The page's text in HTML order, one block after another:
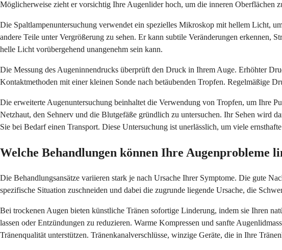
Möglicherweise zieht er vorsichtig Ihre Augenlider hoch, um die inneren Oberflächen
Die Spaltlampenuntersuchung verwendet ein spezielles Mikroskop mit hellem Licht,
andere Teile unter Vergrößerung zu sehen. Er kann subtile Veränderungen erkennen,
helle Licht vorübergehend unangenehm sein kann.
Die Messung des Augeninnendrucks überprüft den Druck in Ihrem Auge. Erhöhter
Kontaktmethoden mit einer kleinen Sonde nach betäubenden Tropfen. Regelmäßige
Die erweiterte Augenuntersuchung beinhaltet die Verwendung von Tropfen, um Ihre
Netzhaut, den Sehnerv und die Blutgefäße gründlich zu untersuchen. Ihr Sehen wird
Sie bei Bedarf einen Transport. Diese Untersuchung ist unerlässlich, um viele
Welche Behandlungen können Ihre Augenprobleme
Die Behandlungsansätze variieren stark je nach Ursache Ihrer Symptome. Die gute
spezifische Situation zuschneiden und dabei die zugrunde liegende Ursache, die
Bei trockenen Augen bieten künstliche Tränen sofortige Linderung, indem sie Ihren
lassen oder Entzündungen zu reduzieren. Warme Kompressen und sanfte
Tränenqualität unterstützen. Tränenkanalverschlüsse, winzige Geräte, die in Ihre